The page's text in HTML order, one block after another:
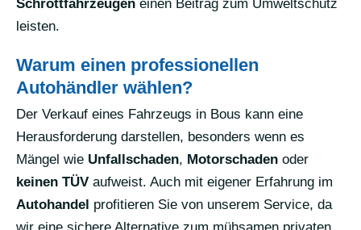
Schrottfahrzeugen einen Beitrag zum Umweltschutz
leisten.
Warum einen professionellen
Autohändler wählen?
Der Verkauf eines Fahrzeugs in Bous kann eine
Herausforderung darstellen, besonders wenn es
Mängel wie Unfallschaden, Motorschaden oder
keinen TÜV aufweist. Auch mit eigener Erfahrung im
Autohandel profitieren Sie von unserem Service, da